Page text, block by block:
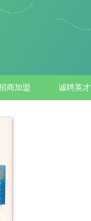
商加盟 诚聘英才